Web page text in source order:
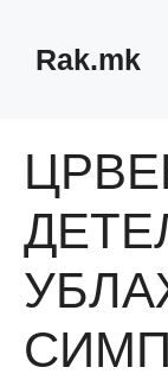
contentRak.mk